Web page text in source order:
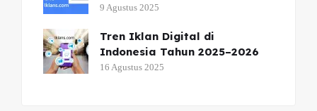
9 Agustus 2025
Tren Iklan Digital di
Indonesia Tahun 2025–2026
16 Agustus 2025